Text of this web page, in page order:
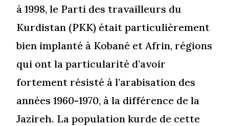
à 1998, le Parti des travailleurs du
Kurdistan (PKK) était particulièrement
bien implanté à Kobané et Afrin, régions
qui ont la particularité d’avoir
fortement résisté à l’arabisation des
années 1960-1970, à la différence de la
Jazireh. La population kurde de cette